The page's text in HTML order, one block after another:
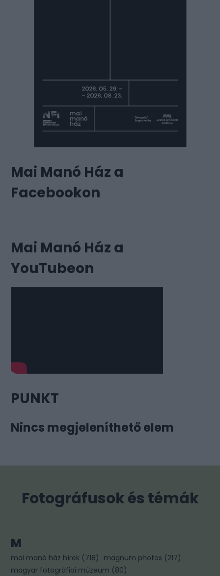
Mai Manó Ház a
Facebookon
Mai Manó Ház a
YouTubeon
PUNKT
Nincs megjeleníthető elem
Fotográfusok és témák
M
mai manó ház hírek (718) magnum photos (217)
magyar fotográfiai múzeum (80)